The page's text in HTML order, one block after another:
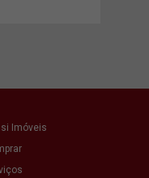
Imóveis